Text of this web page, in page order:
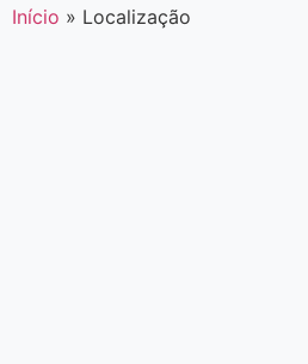
Início » Localização